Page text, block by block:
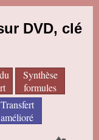
DVD, clé
Synthèse
formules
Transfert
amélioré